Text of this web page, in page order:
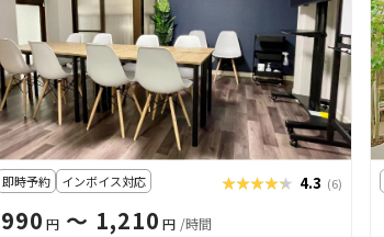
即時予約 インボイス対応 ★★★★★
★★★★★ 4.3 (6)
990 円 〜 1,210 円 /時間